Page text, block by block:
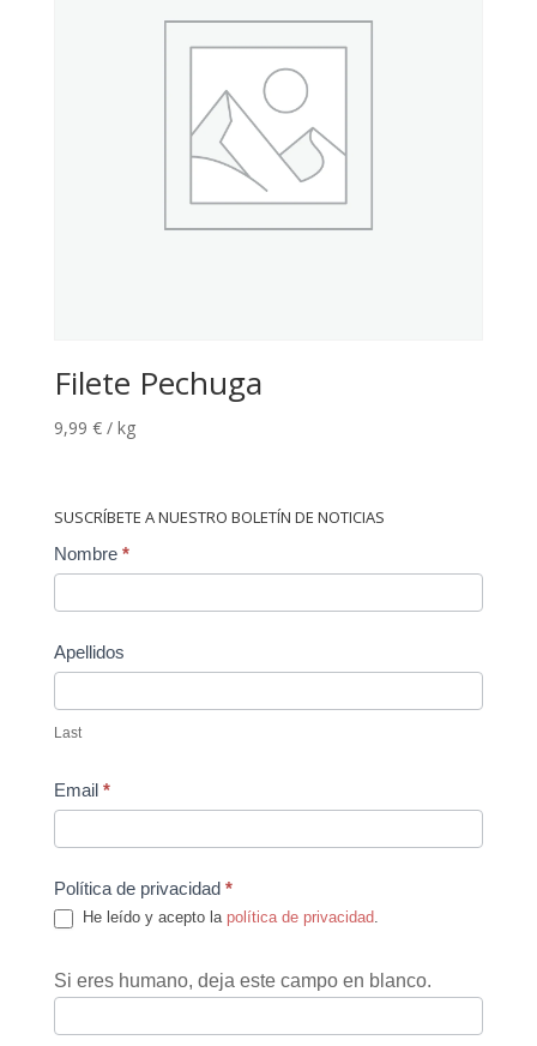
Filete Pechuga
9,99 € / kg
SUSCRÍBETE A NUESTRO BOLETÍN DE NOTICIAS
Contact
Nombre *
Apellidos
Last
Email *
Política de privacidad *
He leído y acepto la política de privacidad
Si eres humano, deja este campo en blanco.